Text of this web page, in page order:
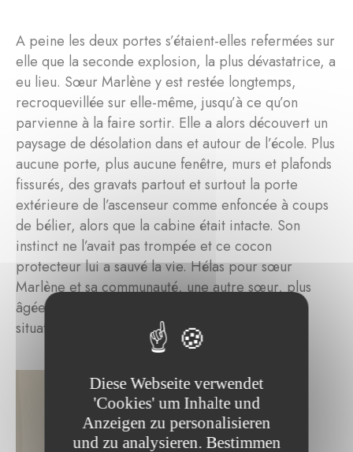
A peine les deux portes s’étaient-elles refermées sur
elle que la seconde explosion, la plus dévastatrice, a
eu lieu. Sœur Marlène y est restée longtemps,
recroquevillée sur elle-même, jusqu’à ce qu’on
parvienne à la faire sortir. Elle a alors découvert un
paysage de désolation dans et autour de l’école. Plus
aucune porte, plus aucune fenêtre, murs et plafonds
fissurés, des gravats partout et surtout la porte
extérieure de l’ascenseur comme enfoncée à coups
de bélier, alors que la cabine était intacte. Son
instinct ne l’avait pas trompée et ce cocon
protecteur lui a sauvé la vie. Hélas pour sœur
Marlène et sa communauté, une autre sœur, plus
âgée, qui n’avait pas compris l’urgence de la
situation, est morte sur le coup.
Diese Webseite verwendet
'Cookies' um Inhalte und
Anzeigen zu personalisieren
und zu analysieren. Bestimmen